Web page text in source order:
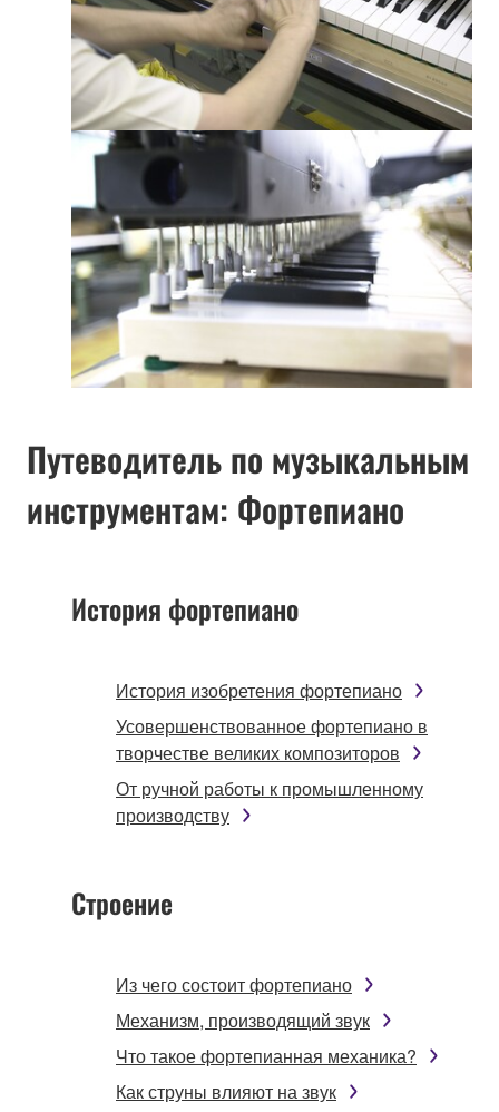
Путеводитель по музыкальным
инструментам: Фортепиано
История фортепиано
История изобретения фортепиано
Усовершенствованное фортепиано в
творчестве великих композиторов
От ручной работы к промышленному
производству
Строение
Из чего состоит фортепиано
Механизм, производящий звук
Что такое фортепианная механика?
Как струны влияют на звук